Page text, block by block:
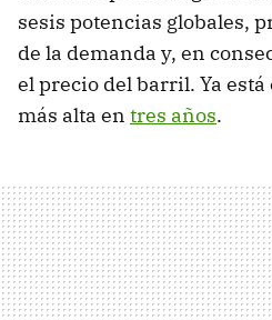
sesis potencias globales,
de la demanda y, en
el precio del barril. Ya
más alta en tres años.